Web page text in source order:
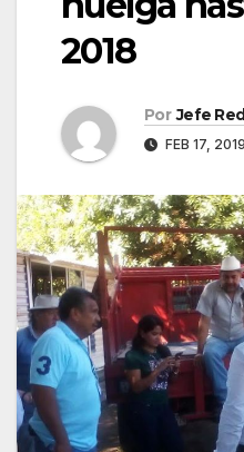
2018
Por Jefe
FEB 17, 2019